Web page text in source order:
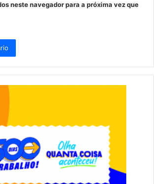
neste navegador para a próxima vez que